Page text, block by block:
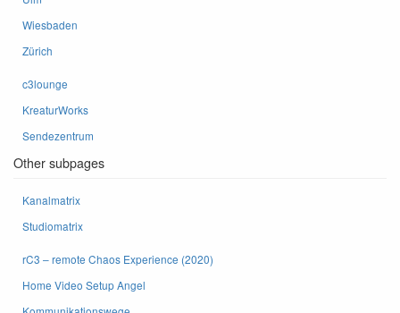
Wiesbaden
Zürich
c3lounge
KreaturWorks
Sendezentrum
Other subpages
Kanalmatrix
Studiomatrix
rC3 – remote Chaos Experience (2020)
Home Video Setup Angel